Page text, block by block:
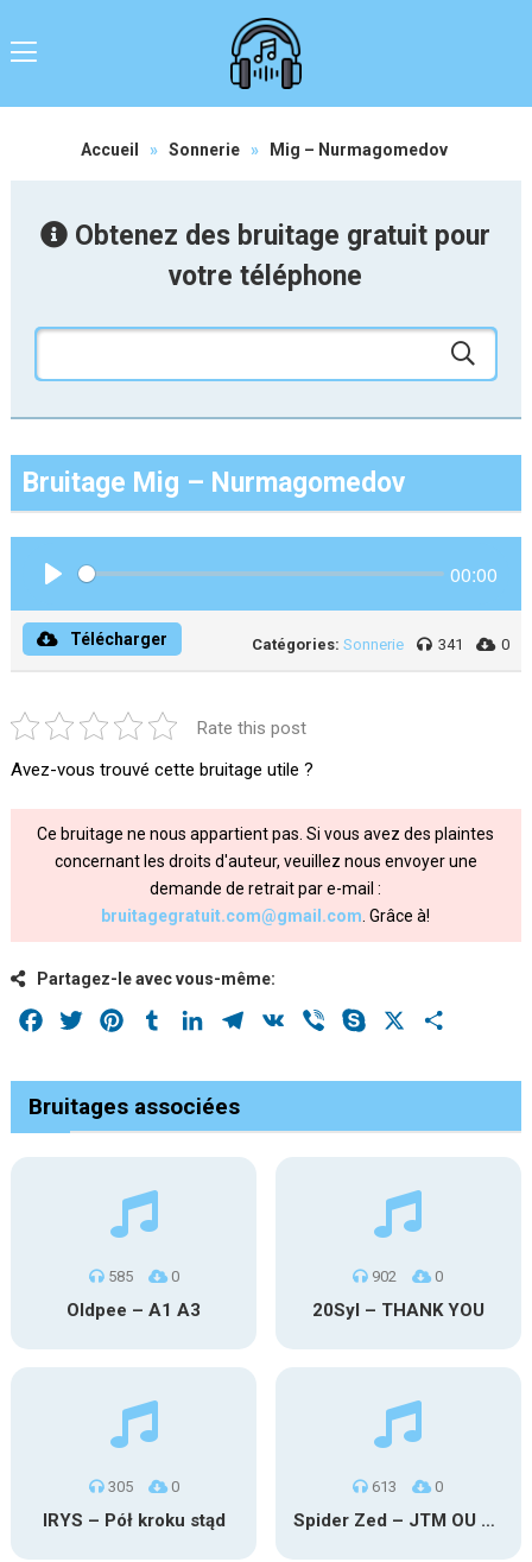
Accueil » Sonnerie » Mig – Nurmagomedov
Obtenez des bruitage gratuit pour
votre téléphone
Bruitage Mig – Nurmagomedov
00:00
Télécharger Catégories: Sonnerie 341 0
Rate this post
Avez-vous trouvé cette bruitage utile ?
Ce bruitage ne nous appartient pas. Si vous avez des plaintes
concernant les droits d'auteur, veuillez nous envoyer une
demande de retrait par e-mail :
bruitagegratuit.com@gmail.com . Grâce à!
Partagez-le avec vous-même:
Facebook
Twitter PinterestTumblrLinkedInTelegram
VK Viber Skype
Bruitages associées
585 0
Oldpee – A1 A3
902 0
20Syl – THANK YOU
305 0
IRYS – Pół kroku stąd
613 0
Spider Zed – JTM OU TG